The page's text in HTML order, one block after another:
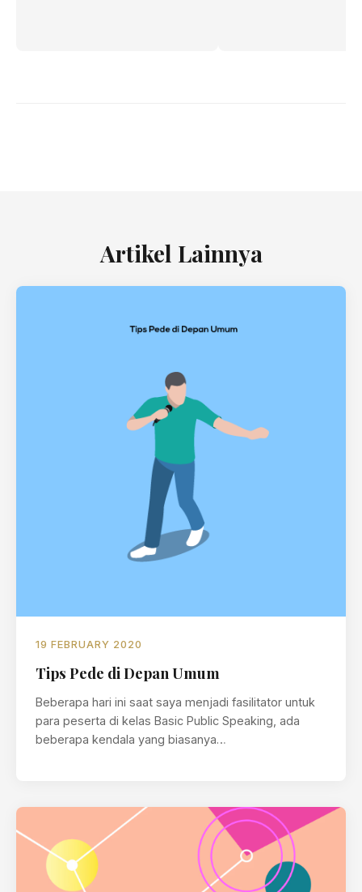
Artikel Lainnya
19 FEBRUARY 2020
Tips Pede di Depan Umum
Beberapa hari ini saat saya menjadi fasilitator untuk
para peserta di kelas Basic Public Speaking, ada
beberapa kendala yang biasanya…